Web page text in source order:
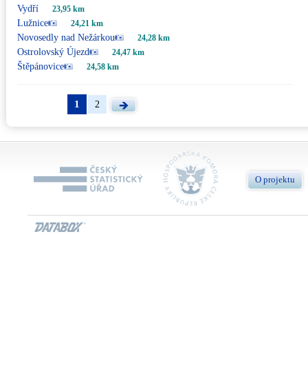
Vydří 23,95 km
Lužnice 24,21 km
Novosedly nad Nežárkou 24,28 km
Ostrolovský Újezd 24,47 km
Štěpánovice 24,58 km
1 2
O projektu